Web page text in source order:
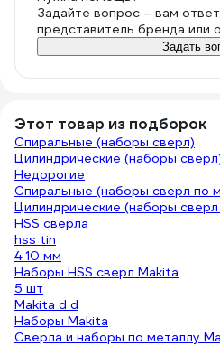
Задайте вопрос – вам
представитель бренда или
Задать
Этот товар из подборок
Спиральные (наборы сверл)
Цилиндрические (наборы
Недорогие
Спиральные (наборы сверл по
Цилиндрические (наборы
HSS сверла
hss tin
4 10 мм
Наборы HSS сверл Makita
5 шт
Makita d d
Наборы Makita
Сверла и наборы по металлу